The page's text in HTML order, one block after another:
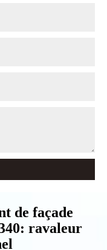
de façade
ravaleur